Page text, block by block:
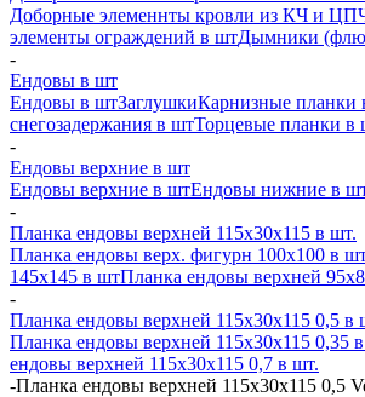
Доборные элеменнты кровли из КЧ и
элементы ограждений в штДымники
-
Ендовы в шт
Ендовы в штЗаглушкиКарнизные планки
снегозадержания в штТорцевые планки в
-
Ендовы верхние в шт
Ендовы верхние в штЕндовы нижние в
-
Планка ендовы верхней 115х30х115 в шт.
Планка ендовы верх. фигурн 100x100 в
145х145 в штПланка ендовы верхней
-
Планка ендовы верхней 115х30х115 0,5 в
Планка ендовы верхней 115х30х115 0,35
ендовы верхней 115х30х115 0,7 в шт.
-Планка ендовы верхней 115х30х115 0,5